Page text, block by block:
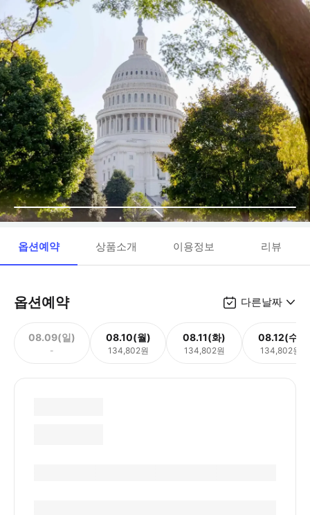
옵션예약 상품소개 이용정보 리뷰
옵션예약 다른날짜
08.09(일)
-
08.10(월)
134,802원
08.11(화)
134,802원
08.12(수)
134,802원